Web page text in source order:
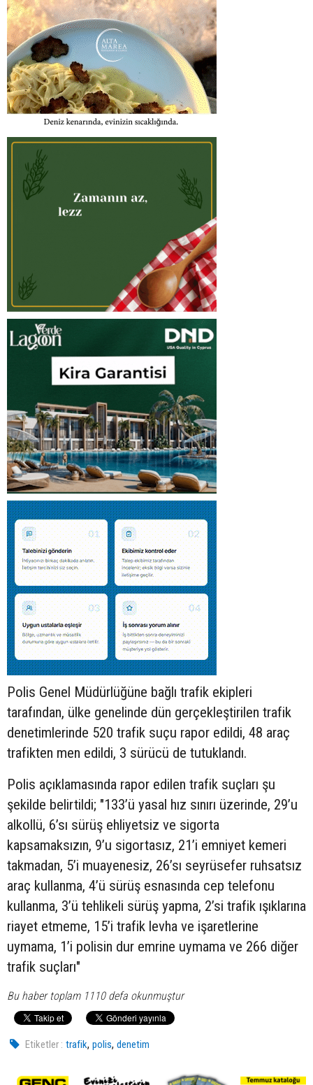
Polis Genel Müdürlüğüne bağlı trafik ekipleri
tarafından, ülke genelinde dün gerçekleştirilen trafik
denetimlerinde 520 trafik suçu rapor edildi, 48 araç
trafikten men edildi, 3 sürücü de tutuklandı.
Polis açıklamasında rapor edilen trafik suçları şu
şekilde belirtildi; "133’ü yasal hız sınırı üzerinde, 29’u
alkollü, 6’sı sürüş ehliyetsiz ve sigorta
kapsamaksızın, 9’u sigortasız, 21’i emniyet kemeri
takmadan, 5’i muayenesiz, 26’sı seyrüsefer ruhsatsız
araç kullanma, 4’ü sürüş esnasında cep telefonu
kullanma, 3’ü tehlikeli sürüş yapma, 2’si trafik ışıklarına
riayet etmeme, 15’i trafik levha ve işaretlerine
uymama, 1’i polisin dur emrine uymama ve 266 diğer
trafik suçları"
Bu haber toplam 1110 defa okunmuştur
Etiketler : trafik,polis,denetim